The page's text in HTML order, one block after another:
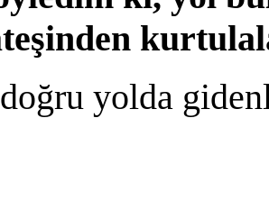
yolda